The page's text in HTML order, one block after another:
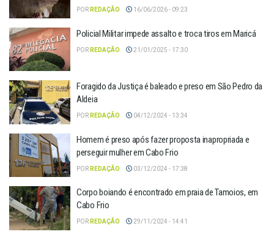
POR REDAÇÃO 16/06/2026 - 09:23
Policial Militar impede assalto e troca tiros em Maricá
POR REDAÇÃO 21/01/2025 - 17:30
Foragido da Justiça é baleado e preso em São Pedro da
Aldeia
POR REDAÇÃO 04/12/2024 - 13:34
Homem é preso após fazer proposta inapropriada e
perseguir mulher em Cabo Frio
POR REDAÇÃO 03/12/2024 - 17:38
Corpo boiando é encontrado em praia de Tamoios, em
Cabo Frio
POR REDAÇÃO 29/11/2024 - 14:41